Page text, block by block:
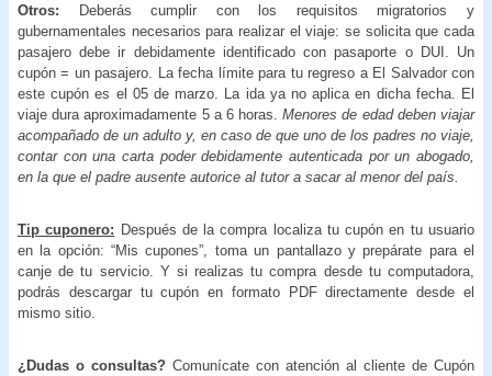
Otros:
Deberás cumplir con los requisitos migratorios y
gubernamentales necesarios para realizar el viaje: se solicita que cada
pasajero debe ir debidamente identificado con pasaporte o DUI. Un
cupón = un pasajero. La fecha límite para tu regreso a El Salvador con
este cupón es el 05 de marzo. La ida ya no aplica en dicha fecha. El
viaje dura aproximadamente 5 a 6 horas.Menores de edad deben viajar
acompañado de un adulto y, en caso de que uno de los padres no viaje,
contar con una carta poder debidamente autenticada por un abogado,
en la que el padre ausente autorice al tutor a sacar al menor del país.
Tip cuponero: Después de la compra localiza tu cupón en tu usuario
en la opción: “Mis cupones”, toma un pantallazo y prepárate para el
canje de tu servicio. Y si realizas tu compra desde tu computadora,
podrás descargar tu cupón en formato PDF directamente desde el
mismo sitio.
¿Dudas o consultas? Comunícate con atención al cliente de Cupón